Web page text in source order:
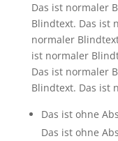
Das ist normaler
Blindtext. Das ist
normaler
ist normaler
Das ist normaler
Blindtext. Das ist
Das ist ohne
Das ist ohne